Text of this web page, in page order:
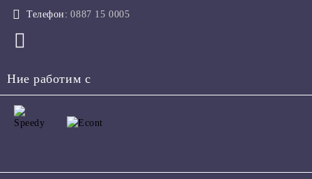
Телефон: 0887 15 0005
Ние работим с